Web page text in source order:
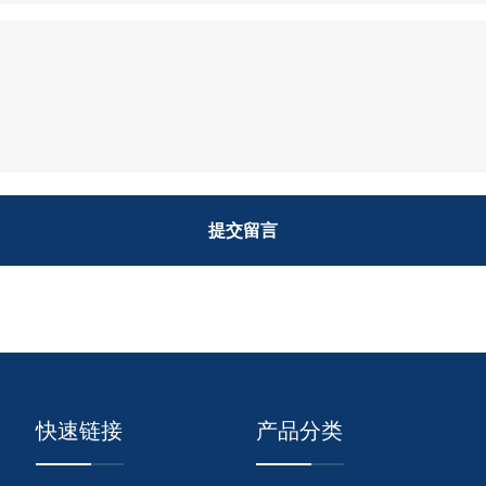
提交留言
快速链接 产品分类